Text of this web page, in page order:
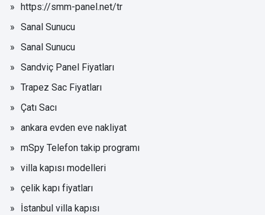
https://smm-panel.net/tr
Sanal Sunucu
Sanal Sunucu
Sandviç Panel Fiyatları
Trapez Sac Fiyatları
Çatı Sacı
ankara evden eve nakliyat
mSpy Telefon takip programı
villa kapısı modelleri
çelik kapı fiyatları
İstanbul villa kapısı